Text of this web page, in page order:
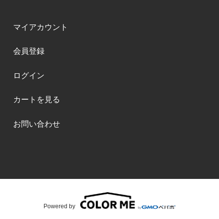
マイアカウント
会員登録
ログイン
カートを見る
お問い合わせ
Powered by